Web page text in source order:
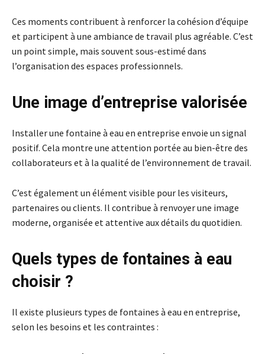
Ces moments contribuent à renforcer la cohésion d’équipe
et participent à une ambiance de travail plus agréable. C’est
un point simple, mais souvent sous-estimé dans
l’organisation des espaces professionnels.
Une image d’entreprise valorisée
Installer une fontaine à eau en entreprise envoie un signal
positif. Cela montre une attention portée au bien-être des
collaborateurs et à la qualité de l’environnement de travail.
C’est également un élément visible pour les visiteurs,
partenaires ou clients. Il contribue à renvoyer une image
moderne, organisée et attentive aux détails du quotidien.
Quels types de fontaines à eau
choisir ?
Il existe plusieurs types de fontaines à eau en entreprise,
selon les besoins et les contraintes :